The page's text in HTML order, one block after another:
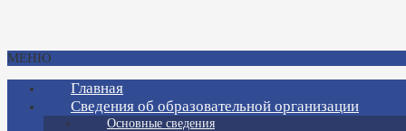
МЕНЮ
Главная
Сведения об образовательной организации
Основные сведения